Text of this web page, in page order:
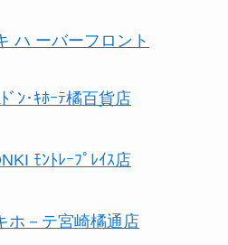
ハ ーバーフロント
ﾞﾝ･ｷﾎｰﾃ橘百貨店
ﾓﾝﾄﾚｰﾌﾟﾚｲｽ店
ホ－テ宮崎橘通店